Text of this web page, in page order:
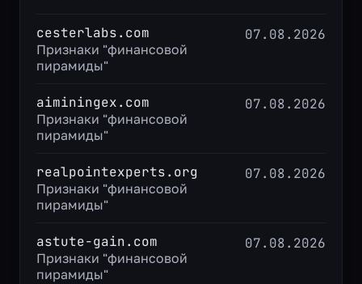
cesterlabs.com
Признаки "финансовой
пирамиды"
07.08.2026
aiminingex.com
Признаки "финансовой
пирамиды"
07.08.2026
realpointexperts.org
Признаки "финансовой
пирамиды"
07.08.2026
astute-gain.com
Признаки "финансовой
пирамиды"
07.08.2026